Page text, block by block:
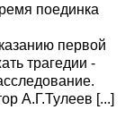
поединка
первой
трагедии -
А.Г.Тулеев [...]